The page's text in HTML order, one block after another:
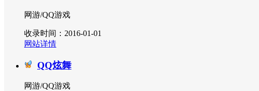
网游/QQ游戏
收录时间：2016-01-01
网站详情
QQ炫舞
网游/QQ游戏